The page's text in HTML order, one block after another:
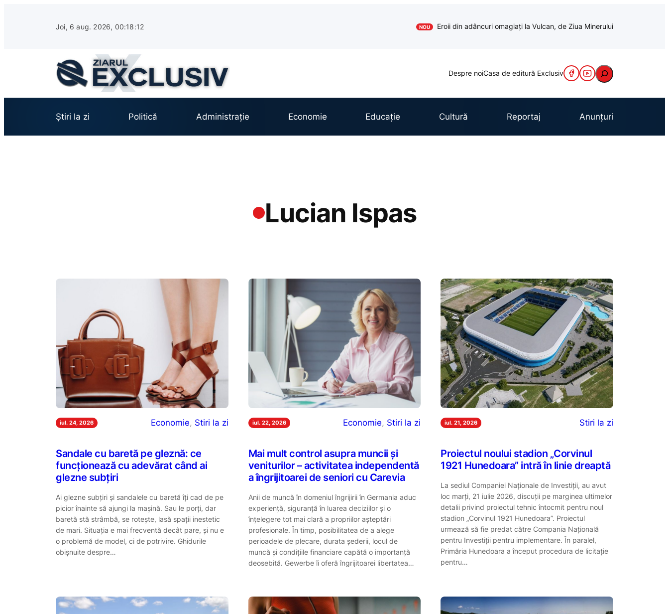
Joi, 6 aug. 2026, 00:18:14 NOU Eroii din adâncuri omagiați la Vulcan, de Ziua Minerului
Despre noiCasa de editură Exclusiv Caută
Știri la zi Politică Administrație Economie Educație Cultură Reportaj Anunțuri
Lucian Ispas
iul. 24, 2026 Economie, Stiri la zi
Sandale cu baretă pe gleznă: ce
funcționează cu adevărat când ai
glezne subțiri
Ai glezne subțiri și sandalele cu baretă îți cad de pe
picior înainte să ajungi la mașină. Sau le porți, dar
baretă stă strâmbă, se rotește, lasă spații inestetic
de mari. Situația e mai frecventă decât pare, și nu e
o problemă de model, ci de potrivire. Ghidurile
obișnuite despre…
iul. 22, 2026 Economie, Stiri la zi
Mai mult control asupra muncii și
veniturilor – activitatea independentă
a îngrijitoarei de seniori cu Carevia
Anii de muncă în domeniul îngrijirii în Germania aduc
experiență, siguranță în luarea deciziilor și o
înțelegere tot mai clară a propriilor așteptări
profesionale. În timp, posibilitatea de a alege
perioadele de plecare, durata șederii, locul de
muncă și condițiile financiare capătă o importanță
deosebită. Gewerbe îi oferă îngrijitoarei libertatea…
iul. 21, 2026 Stiri la zi
Proiectul noului stadion „Corvinul
1921 Hunedoara” intră în linie dreaptă
La sediul Companiei Naţionale de Investiţii, au avut
loc marți, 21 iulie 2026, discuții pe marginea ultimelor
detalii privind proiectul tehnic întocmit pentru noul
stadion „Corvinul 1921 Hunedoara”. Proiectul
urmează să fie predat către Compania Națională
pentru Investiții pentru implementare. În paralel,
Primăria Hunedoara a început procedura de licitaţie
pentru…